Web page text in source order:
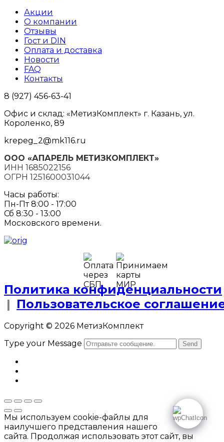
Акции
О компании
Отзывы
Гост и DIN
Оплата и доставка
Новости
FAQ
Контакты
8 (927) 456-63-41
Офис и склад: «МетизКомплект» г. Казань, ул.
Короленко, 89
krepeg_2@mk116.ru
ООО «АПАРЕЛЬ МЕТИЗКОМПЛЕКТ»
ИНН 1685022156
ОГРН 1251600031044
Часы работы:
Пн-Пт 8:00 - 17:00
Сб 8:30 - 13:00
Московского времени.
Политика конфиденциальности
| Пользовательское
Copyright © 2026 МетизКомплект
Type your Message
Send
Мы используем cookie-файлы для
наилучшего представления нашего
сайта. Продолжая использовать этот сайт, вы